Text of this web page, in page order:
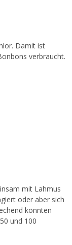
Damit ist
verbraucht.
mit Lahmus
oder aber sich
könnten
und 100